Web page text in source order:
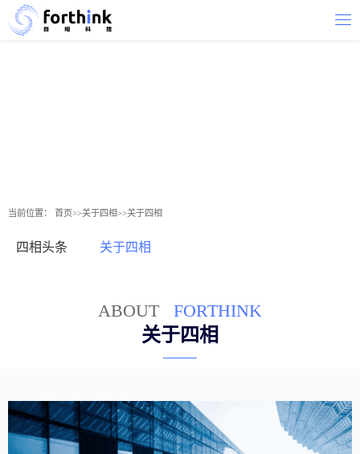
当前位置： 首页>>关于四相>>关于四相
四相头条 关于四相
ABOUT FORTHINK
关于四相